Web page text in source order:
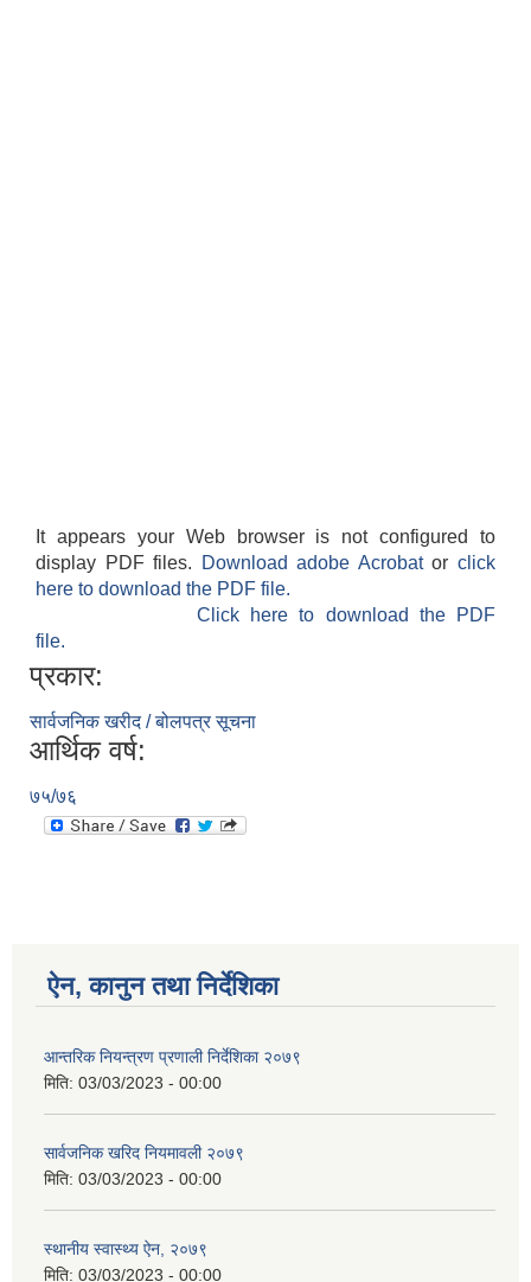
It appears your Web browser is not configured to
display PDF files.
Download adobe Acrobatorclick
here to download the PDF file.
Click here to download the PDF
file.
प्रकार:
सार्वजनिक खरीद / बोलपत्र सूचना
आर्थिक वर्ष:
७५/७६
ऐन, कानुन तथा निर्देशिका
आन्तरिक नियन्त्रण प्रणाली निर्देशिका २०७९
मिति: 03/03/2023 - 00:00
सार्वजनिक खरिद नियमावली २०७९
मिति: 03/03/2023 - 00:00
स्थानीय स्वास्थ्य ऐन, २०७९
मिति: 03/03/2023 - 00:00